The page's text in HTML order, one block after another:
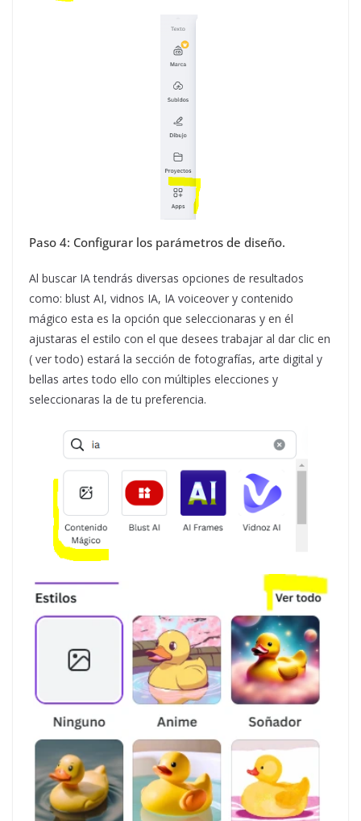
Paso 4: Configurar los parámetros de diseño.
Al buscar IA tendrás diversas opciones de resultados
como: blust AI, vidnos IA, IA voiceover y contenido
mágico esta es la opción que seleccionaras y en él
ajustaras el estilo con el que desees trabajar al dar clic en
( ver todo) estará la sección de fotografías, arte digital y
bellas artes todo ello con múltiples elecciones y
seleccionaras la de tu preferencia.